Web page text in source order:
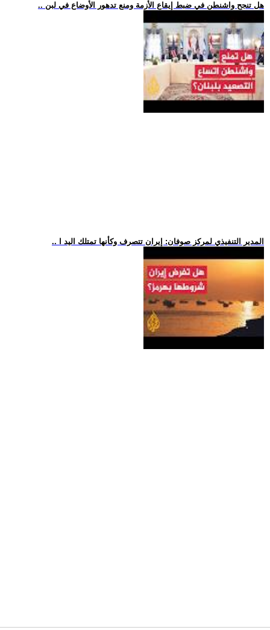
.. هل تنجح واشنطن في ضبط إيقاع الأزمة ومنع تدهور الأوضاع في لبن
.. المدير التنفيذي لمركز صوفان: إيران تتصرف وكأنها تمتلك اليد ا